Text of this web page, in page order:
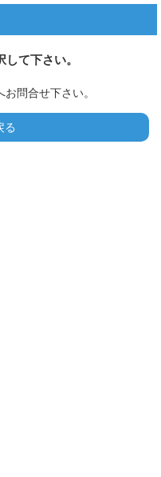
て下さい。
問合せ下さい。
る